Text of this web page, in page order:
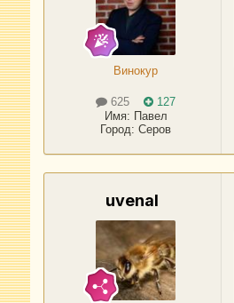
Винокур
625
127
Имя: Павел
Город:Серов
uvenal